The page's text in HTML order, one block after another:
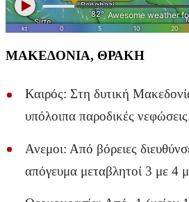
ΜΑΚΕΔΟΝΙΑ, ΘΡΑΚΗ
Καιρός: Στη δυτική
υπόλοιπα παροδικές
Ανεμοι: Από βόρειες
απόγευμα μεταβλητοί 3 με 4